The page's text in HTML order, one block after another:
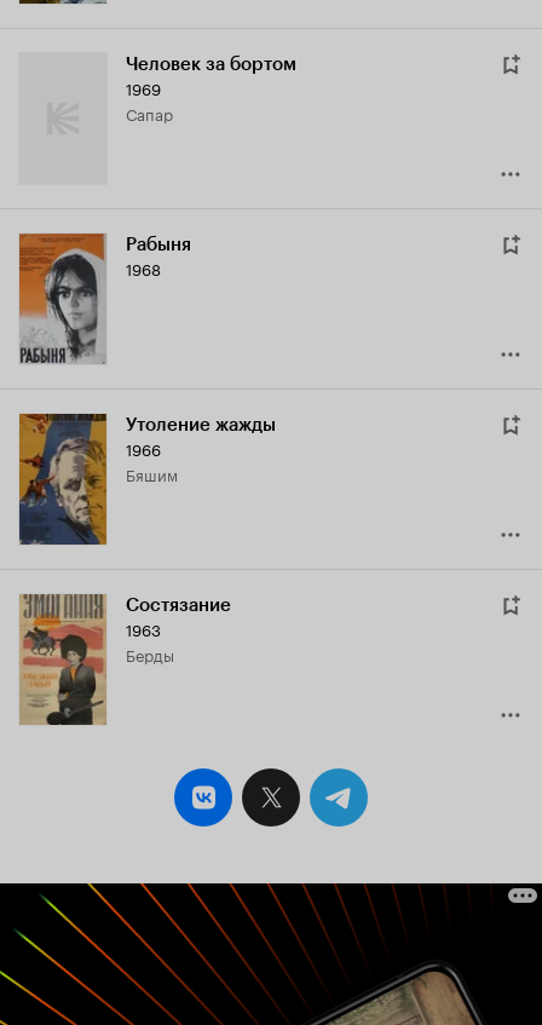
Человек за бортом
1969
Сапар
Рабыня
1968
Утоление жажды
1966
Бяшим
Состязание
1963
Берды